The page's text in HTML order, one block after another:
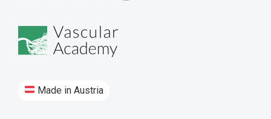
Made in Austria